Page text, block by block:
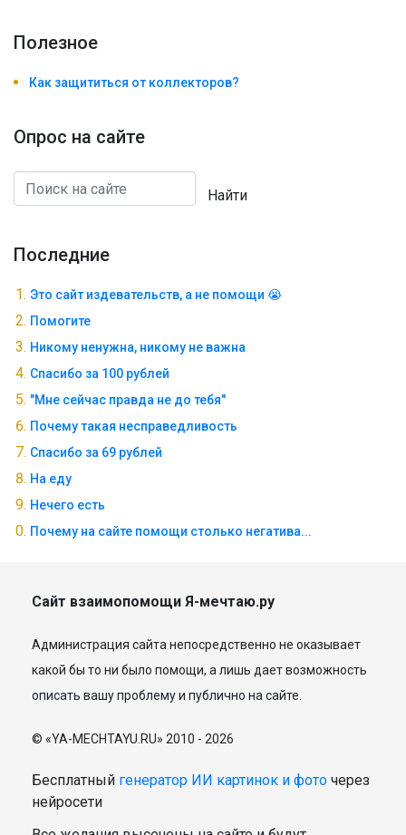
Полезноe
Как защититься от коллекторов?
Опрос на сайте
Найти
Последние
Это сайт издевательств, а не помощи 😭
Помогите
Никому ненужна, никому не важна
Спасибо за 100 рублей
"Мне сейчас правда не до тебя"
Почему такая несправедливость
Спасибо за 69 рублей
На еду
Нечего есть
Почему на сайте помощи столько негатива...
Сайт взаимопомощи Я-мечтаю.ру
Администрация сайта непосредственно не оказывает
какой бы то ни было помощи, а лишь дает возможность
описать вашу проблему и публично на сайте.
© «YA-MECHTAYU.RU» 2010 - 2026
Бесплатный генератор ИИ картинок и фото через
нейросети